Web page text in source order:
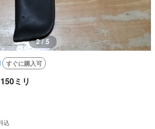
2 / 5
すぐに購入可
ミリ
込